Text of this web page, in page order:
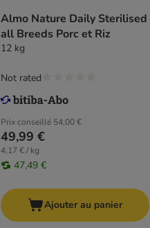
Almo Nature Daily Sterilised
all Breeds Porc et Riz
12 kg
Prix conseillé 54,00 €
49,99 €
4,17 € / kg
47,49 €
Not rated
Ajouter au panier